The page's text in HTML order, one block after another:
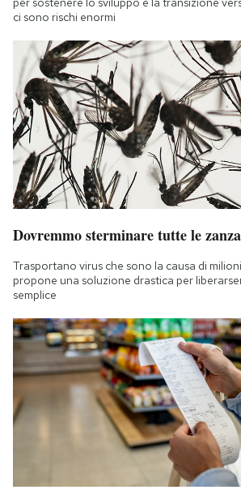
ci sono rischi enormi
Dovremmo sterminare tutte le
Trasportano virus che sono la causa di
propone una soluzione drastica per
semplice